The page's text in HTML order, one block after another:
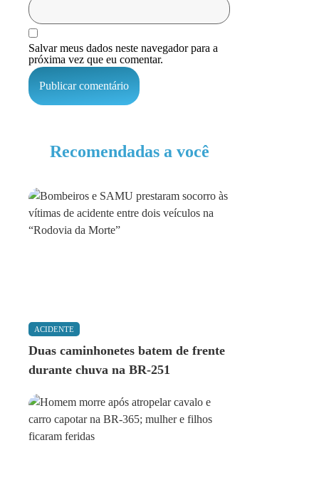
Salvar meus dados neste navegador para a
próxima vez que eu comentar.
Recomendadas a você
ACIDENTE
Duas caminhonetes batem de frente
durante chuva na BR-251